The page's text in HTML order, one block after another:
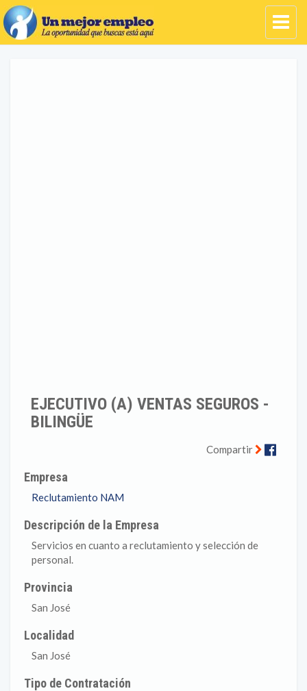
EJECUTIVO (A) VENTAS SEGUROS -
BILINGÜE
Compartir
Empresa
Reclutamiento NAM
Descripción de la Empresa
Servicios en cuanto a reclutamiento y selección de
personal.
Provincia
San José
Localidad
San José
Tipo de Contratación